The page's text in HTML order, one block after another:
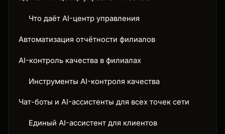
Что даёт AI-центр управления
Автоматизация отчётности филиалов
AI-контроль качества в филиалах
Инструменты AI-контроля качества
Чат-боты и AI-ассистенты для всех точек сети
Единый AI-ассистент для клиентов